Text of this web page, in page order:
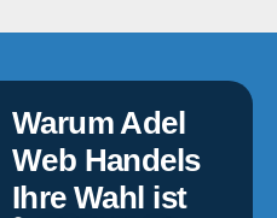
Warum Adel
Web Handels
Ihre Wahl ist